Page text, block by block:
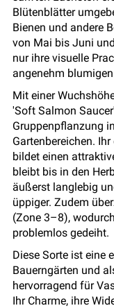
Blütenblätter
Bienen und andere
von Mai bis Juni
nur ihre visuelle
angenehm
Mit einer
'Soft Salmon
Gruppenpflanzung
Gartenbereichen.
bildet einen
bleibt bis in den
äußerst langlebig
üppiger. Zudem
(Zone 3–8),
problemlos gedeiht.
Diese Sorte ist eine
Bauerngärten und
hervorragend für
Ihr Charme, ihre